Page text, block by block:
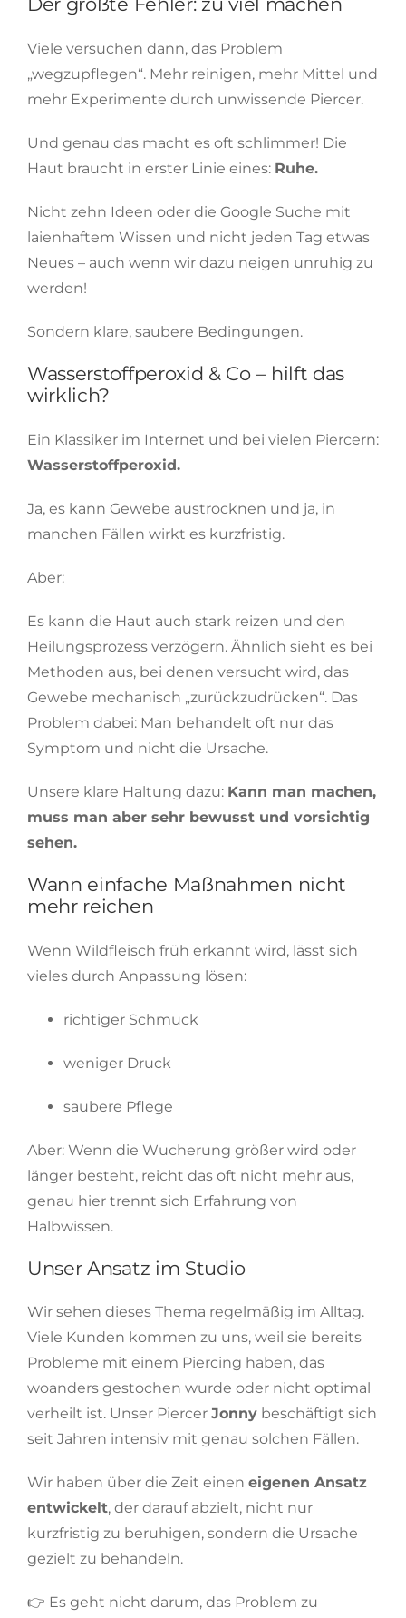
Viele versuchen dann, das Problem
„wegzupflegen“. Mehr reinigen, mehr Mittel und
mehr Experimente durch unwissende Piercer.
Und genau das macht es oft schlimmer! Die
Haut braucht in erster Linie eines: Ruhe.
Nicht zehn Ideen oder die Google Suche mit
laienhaftem Wissen und nicht jeden Tag etwas
Neues – auch wenn wir dazu neigen unruhig zu
werden!
Sondern klare, saubere Bedingungen.
Wasserstoffperoxid & Co – hilft das
wirklich?
Ein Klassiker im Internet und bei vielen Piercern:
Wasserstoffperoxid.
Ja, es kann Gewebe austrocknen und ja, in
manchen Fällen wirkt es kurzfristig.
Aber:
Es kann die Haut auch stark reizen und den
Heilungsprozess verzögern. Ähnlich sieht es bei
Methoden aus, bei denen versucht wird, das
Gewebe mechanisch „zurückzudrücken“. Das
Problem dabei: Man behandelt oft nur das
Symptom und nicht die Ursache.
Unsere klare Haltung dazu: Kann man machen,
muss man aber sehr bewusst und vorsichtig
sehen.
Wann einfache Maßnahmen nicht
mehr reichen
Wenn Wildfleisch früh erkannt wird, lässt sich
vieles durch Anpassung lösen:
richtiger Schmuck
weniger Druck
saubere Pflege
Aber: Wenn die Wucherung größer wird oder
länger besteht, reicht das oft nicht mehr aus,
genau hier trennt sich Erfahrung von
Halbwissen.
Unser Ansatz im Studio
Wir sehen dieses Thema regelmäßig im Alltag.
Viele Kunden kommen zu uns, weil sie bereits
Probleme mit einem Piercing haben, das
woanders gestochen wurde oder nicht optimal
verheilt ist. Unser Piercer Jonnybeschäftigt sich
seit Jahren intensiv mit genau solchen Fällen.
Wir haben über die Zeit einen eigenen Ansatz
entwickelt, der darauf abzielt, nicht nur
kurzfristig zu beruhigen, sondern die Ursache
gezielt zu behandeln.
👉 Es geht nicht darum, das Problem zu